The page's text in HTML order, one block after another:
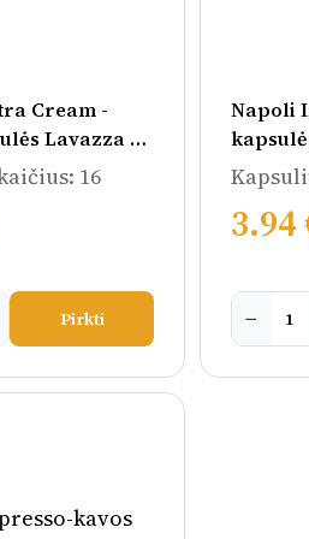
Cream -
Lavazza A
16
Pirkti
Napoli
Mio
3.94
−